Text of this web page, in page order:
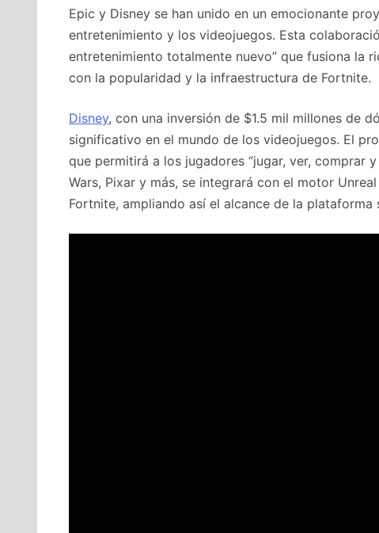
Epic y Disney se han unido en un emocionante
entretenimiento y los videojuegos. Esta
entretenimiento totalmente nuevo” que fusiona la
con la popularidad y la infraestructura de Fortnite.
Disney, con una inversión de $1.5 mil millones de
significativo en el mundo de los videojuegos. El
que permitirá a los jugadores “jugar, ver, comprar
Wars, Pixar y más, se integrará con el motor
Fortnite, ampliando así el alcance de la plataforma